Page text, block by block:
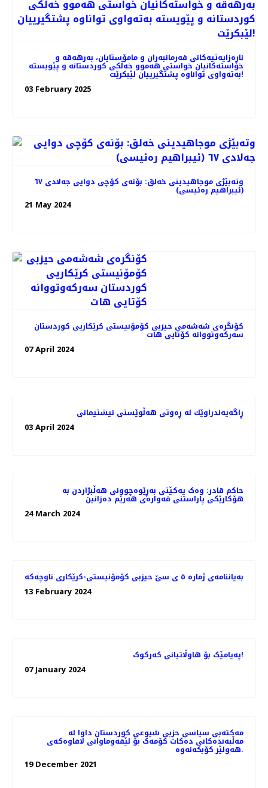
ناڕەزایەتیەکانی فەرمانبەران و مامۆستایان، بەرهەقە و
خواستەکانیان خواستی هەموو خەڵکی کوردستانە و پێویستە
بەتەواوی تواناوە پشتگیرییان لێبکرێت!
03 February 2025
وتەبێژی موجاهیدینی خەلق: بۆنەی کۆچی دوایی جەلادی ٦٧
(ئیبراهیم رەئیسی)
21 May 2024
کۆنگرەی شەشەمی حیزبی کۆمۆنیستی کرێکاریی کوردستان
سەرکەوتووانە کۆتایی هات
07 April 2024
ڕاگەیەندراوێك لە ڕەوتی هەڵوێستی نیشتیمانی
03 April 2024
حاکم قادر: وەک یەکێتی بەڕێوەچوونی هەڵبژاردن بە
هۆکارێکی پاراستنی قەوارەی هەرێم دەزانین
24 March 2024
بەیاننامەی ژمارە ٥ ی سێ حیزبی کۆمۆنیستی-کرێکاری ناوچەکە
13 February 2024
پەیامێک بۆ هاوڵاتیانی کەرکوک!
07 January 2024
مەکتەبی سیاسی حزبی شیوعی کوردستان داوا لە
مەڵبەندەکانی دەکات کۆمەک بۆ لێقەوماوانی لافاوەکەی
هەولێر کۆبکەنەوە.
19 December 2021